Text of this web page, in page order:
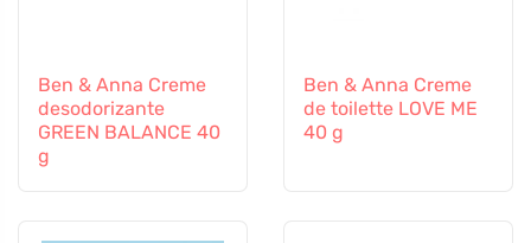
Ben & Anna Creme
desodorizante
GREEN BALANCE 40
g
Ben & Anna Creme
de toilette LOVE ME
40 g